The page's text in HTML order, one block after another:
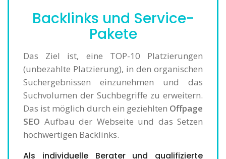
Backlinks und Service-
Pakete
Das Ziel ist, eine TOP-10 Platzierungen
(unbezahlte Platzierung), in den organischen
Suchergebnissen einzunehmen und das
Suchvolumen der Suchbegriffe zu erweitern.
Das ist möglich durch ein geziehlten Offpage
SEO Aufbau der Webseite und das Setzen
hochwertigen Backlinks.
Als individuelle Berater und qualifizierte